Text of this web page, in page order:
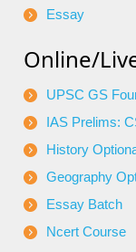
Essay
Online/
UPSC GS
IAS Prelims:
History
Geography
Essay Batch
Ncert Course